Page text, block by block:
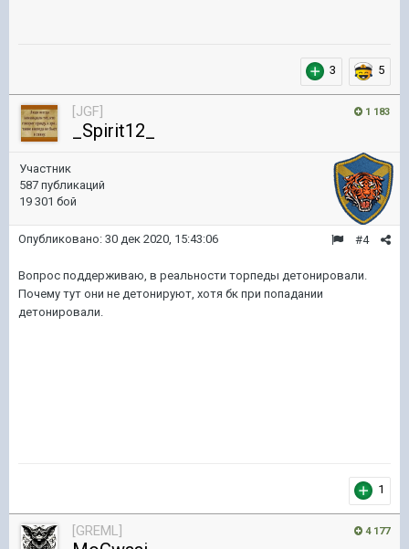
3 5
1 183
[JGF]
_Spirit12_
Участник
587 публикаций
19 301 бой
#4
Опубликовано: 30 дек 2020, 15:43:06
Вопрос поддерживаю, в реальности торпеды детонировали.
Почему тут они не детонируют, хотя бк при попадании
детонировали.
1
4 177
[GREML]